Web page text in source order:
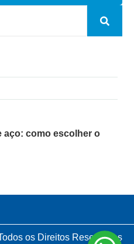
aço: como escolher o
os Direitos Reservados